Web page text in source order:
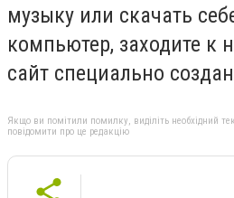
музыку или скачать
компьютер, заходите к
сайт специально
Якщо ви помітили помилку, виділіть необхідний
повідомити про це редакцію